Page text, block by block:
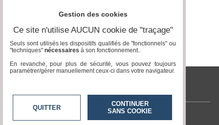
Vidéos
Médias
groupe
tvlocale.fr
Contactez-nous
Gestion des cookies
Ce site n'utilise AUCUN cookie de "traçage"
Seuls sont utilisés les dispositifs qualifiés de "fonctionnels" ou
"techniques" nécessaires à son fonctionnement..
En revanche, pour plus de sécurité, vous pouvez toujours
paramétrer/gérer manuellement ceux-ci dans votre navigateur.
QUITTER
CONTINUER
SANS COOKIE